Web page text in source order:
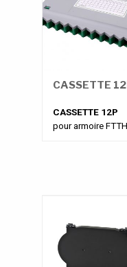
CASSETTE
CASSETTE 12P
pour armoire FTTH